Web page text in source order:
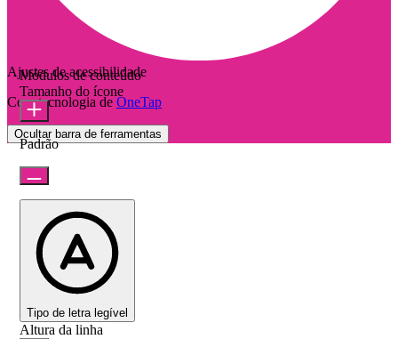
Ajustes de acessibilidade
Com tecnologia de OneTap
Ocultar barra de ferramentas
Módulos de conteúdo
Tamanho do ícone
Padrão
Tipo de letra legível
Altura da linha